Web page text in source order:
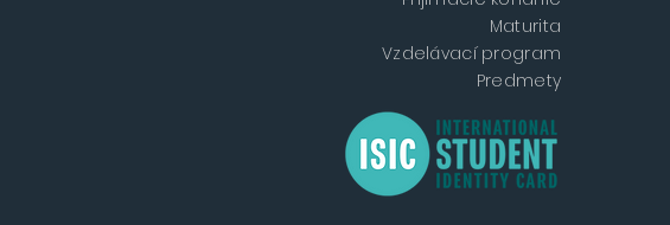
Maturita
Vzdelávací program
Predmety